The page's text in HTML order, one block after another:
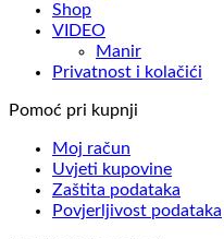
Shop
VIDEO
Manir
Privatnost i kolačići
Pomoć pri kupnji
Moj račun
Uvjeti kupovine
Zaštita podataka
Povjerljivost podataka